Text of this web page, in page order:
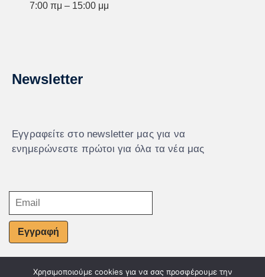
7:00 πμ – 15:00 μμ
Newsletter
Εγγραφείτε στο newsletter μας για να
ενημερώνεστε πρώτοι για όλα τα νέα μας
Εγγραφή
Χρησιμοποιούμε cookies για να σας προσφέρουμε την